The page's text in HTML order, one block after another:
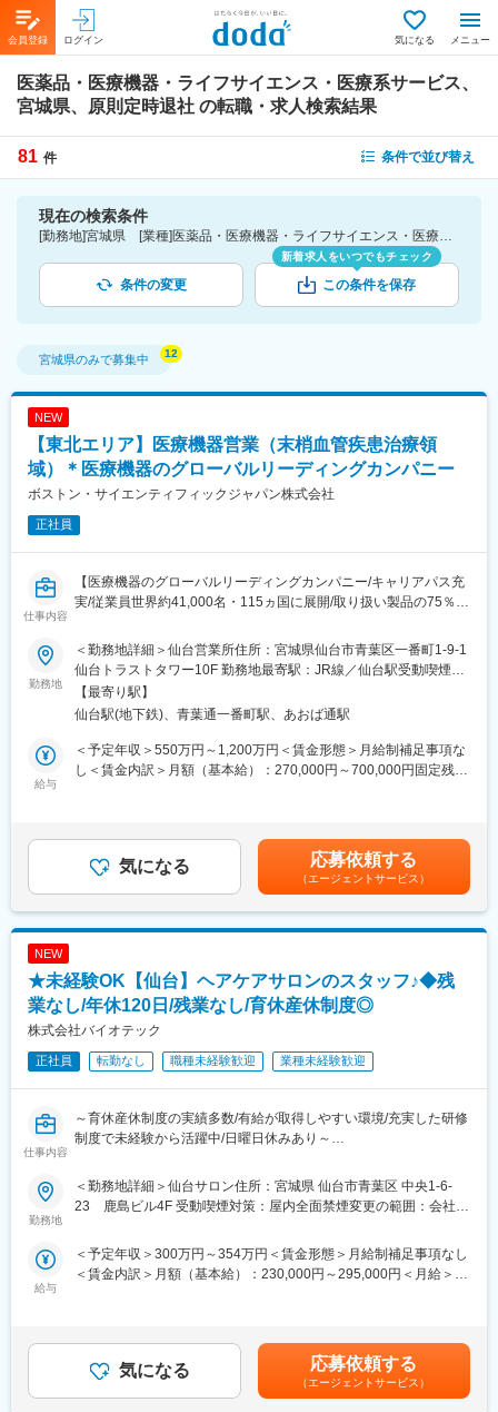
会員登録 ログイン 気になる メニュー
医薬品・医療機器・ライフサイエンス・医療系サービス、
宮城県、原則定時退社 の転職・求人検索結果
81 件 条件で並び替え
現在の検索条件
[勤務地]宮城県 [業種]医薬品・医療機器・ライフサイエンス・医療系サービス [詳細条件](休日・働き方)原則定時退社
条件の変更
新着求人をいつでもチェック
この条件を保存
宮城県のみで募集中
NEW
【東北エリア】医療機器営業（末梢血管疾患治療領
域）＊医療機器のグローバルリーディングカンパニー
ボストン・サイエンティフィックジャパン株式会社
正社員
仕事内容
【医療機器のグローバルリーディングカンパニー/キャリアパス充
実/従業員世界約41,000名・115ヵ国に展開/取り扱い製品の75％以
増員採用】
■業務内容：
医師や医療従事者に対して、当社製品の提案営業を行っていただ
きます。
＜具体的な業務例＞
・担当製品の提案、技術サポート（手術の立会いあり）
ど）
・各種学会への参加
です。
＜担当エリア＞
東北6県をチームで担当しており、希望や組織状況を踏まえてエリ
群となります。先端に治療機器がついたカテーテルを血管を経由
して挿入し、病変部を治療します。代表的な製品は、血管の狭く
テル、末梢血管拡張用メタリックステント、肺塞栓症を予防する
ために静脈内にできた血栓を捕獲する下大静脈フィルター、これ
音波診断用カテーテル）などがあります。
積極的に推進しています。また「社内インターンシップ」を導入
しており、今の仕事を続けたまま興味のある仕事を６ヵ月間体験
できる制度あるため、マネージャーだけでなくマーケティングや
管理部門など幅広いポジションにチャレンジできる環境がありま
勤務地
＜勤務地詳細＞仙台営業所住所：宮城県仙台市青葉区一番町1-9-1
仙台トラストタワー10F 勤務地最寄駅：JR線／仙台駅受動喫煙対
策：屋内全面禁煙変更の範囲：会社の定める事業所（リモートワ
ーク含む）
【最寄り駅】
仙台駅(地下鉄)、青葉通一番町駅、あおば通駅
給与
＜予定年収＞550万円～1,200万円＜賃金形態＞月給制補足事項な
し＜賃金内訳＞月額（基本給）：270,000円～700,000円固定残業
給与補足＞※上記は、セールスインセンティブのターゲット金額を
含めた理論年収となります。セールスインセンティブは個人業績
により算定されます。※具体的な年収金額については能力・経験等
を考慮して決定・提示いたします。賃金はあくまでも目安の金額
であり、選考を通じて上下する可能性があります。月給(月額)は固
気になる 応募依頼する
（エージェントサービス）
NEW
★未経験OK【仙台】ヘアケアサロンのスタッフ♪◆残
業なし/年休120日/残業なし/育休産休制度◎
株式会社バイオテック
正社員 転勤なし 職種未経験歓迎 業種未経験歓迎
仕事内容
～育休産休制度の実績多数/有給が取得しやすい環境/充実した研修
制度で未経験から活躍中/日曜日休みあり～
◎未経験からの方が多く周囲に相談がしやすい環境です
◎完全予約制だからこそ残業0時間を実現しています
◎完全未経験から活躍可能
多くの社員が未経験からのスタートです。座学研修や配属後研修
てもワークライフバランスを重視できる環境です。
◎残業0時間を実現
完全予約制のため定時に帰宅いただくことが出来ます。
勤務地
＜勤務地詳細＞仙台サロン住所：宮城県 仙台市青葉区 中央1-6-
23 鹿島ビル4F 受動喫煙対策：屋内全面禁煙変更の範囲：会社の
給与
＜予定年収＞300万円～354万円＜賃金形態＞月給制補足事項なし
＜賃金内訳＞月額（基本給）：230,000円～295,000円＜月給＞
2回 （7月・12月）賃金はあくまでも目安の金額であり、選考を通
じて上下する可能性があります。月給(月額)は固定手当を含めた表
記です。
気になる 応募依頼する
（エージェントサービス）